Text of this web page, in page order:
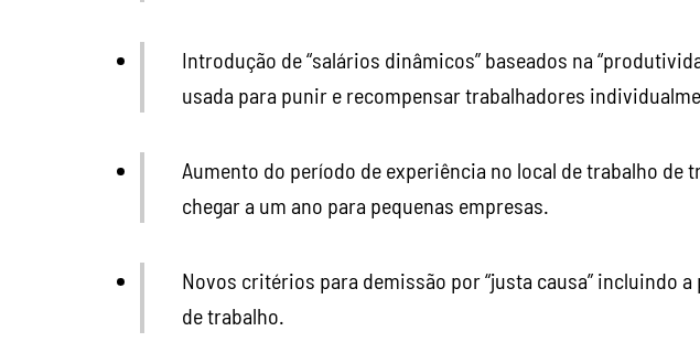
Introdução de “salários dinâmicos” baseados na
usada para punir e recompensar trabalhadores
Aumento do período de experiência no local de trabalho de
chegar a um ano para pequenas empresas.
Novos critérios para demissão por “justa causa” incluindo
de trabalho.